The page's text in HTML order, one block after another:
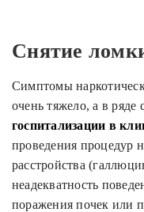
Снятие
Симптомы
очень тяжело, а в ряде
госпитализации в
проведения процедур
расстройства
неадекватность
поражения почек или